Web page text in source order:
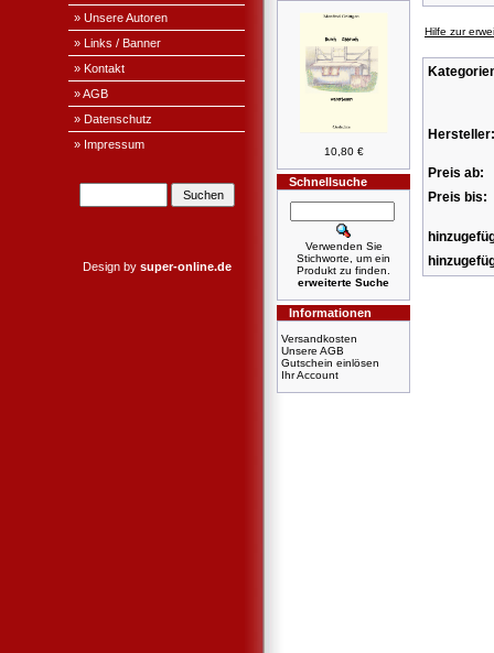
» Unsere Autoren
» Links / Banner
» Kontakt
» AGB
» Datenschutz
» Impressum
Design by super-online.de
10,80 €
Schnellsuche
Verwenden Sie
Stichworte, um ein
Produkt zu finden.
erweiterte Suche
Informationen
Versandkosten
Unsere AGB
Gutschein einlösen
Ihr Account
Hilfe zur
Hersteller:
Preis ab:
Preis bis: